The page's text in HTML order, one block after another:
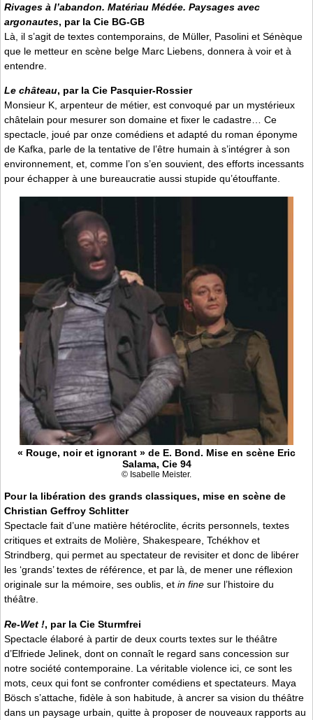
Rivages à l’abandon. Matériau Médée. Paysages avec
argonautes, par la Cie BG-GB
Là, il s’agit de textes contemporains, de Müller, Pasolini et Sénèque
que le metteur en scène belge Marc Liebens, donnera à voir et à
entendre.
Le château, par la Cie Pasquier-Rossier
Monsieur K, arpenteur de métier, est convoqué par un mystérieux
châtelain pour mesurer son domaine et fixer le cadastre… Ce
spectacle, joué par onze comédiens et adapté du roman éponyme
de Kafka, parle de la tentative de l’être humain à s’intégrer à son
environnement, et, comme l’on s’en souvient, des efforts incessants
pour échapper à une bureaucratie aussi stupide qu’étouffante.
« Rouge, noir et ignorant » de E. Bond. Mise en scène Eric
Salama, Cie 94
© Isabelle Meister.
Pour la libération des grands classiques, mise en scène de
Christian Geffroy Schlitter
Spectacle fait d’une matière hétéroclite, écrits personnels, textes
critiques et extraits de Molière, Shakespeare, Tchékhov et
Strindberg, qui permet au spectateur de revisiter et donc de libérer
les ‘grands’ textes de référence, et par là, de mener une réflexion
originale sur la mémoire, ses oublis, et in fine sur l’histoire du
théâtre.
Re-Wet !, par la Cie Sturmfrei
Spectacle élaboré à partir de deux courts textes sur le théâtre
d’Elfriede Jelinek, dont on connaît le regard sans concession sur
notre société contemporaine. La véritable violence ici, ce sont les
mots, ceux qui font se confronter comédiens et spectateurs. Maya
Bösch s’attache, fidèle à son habitude, à ancrer sa vision du théâtre
dans un paysage urbain, quitte à proposer de nouveaux rapports au